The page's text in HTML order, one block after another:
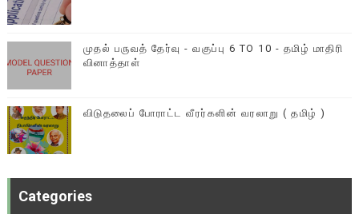
முதல் பருவத் தேர்வு - வகுப்பு 6 TO 10 - தமிழ் மாதிரி
வினாத்தாள்
விடுதலைப் போராட்ட வீரர்களின் வரலாறு ( தமிழ் )
Categories